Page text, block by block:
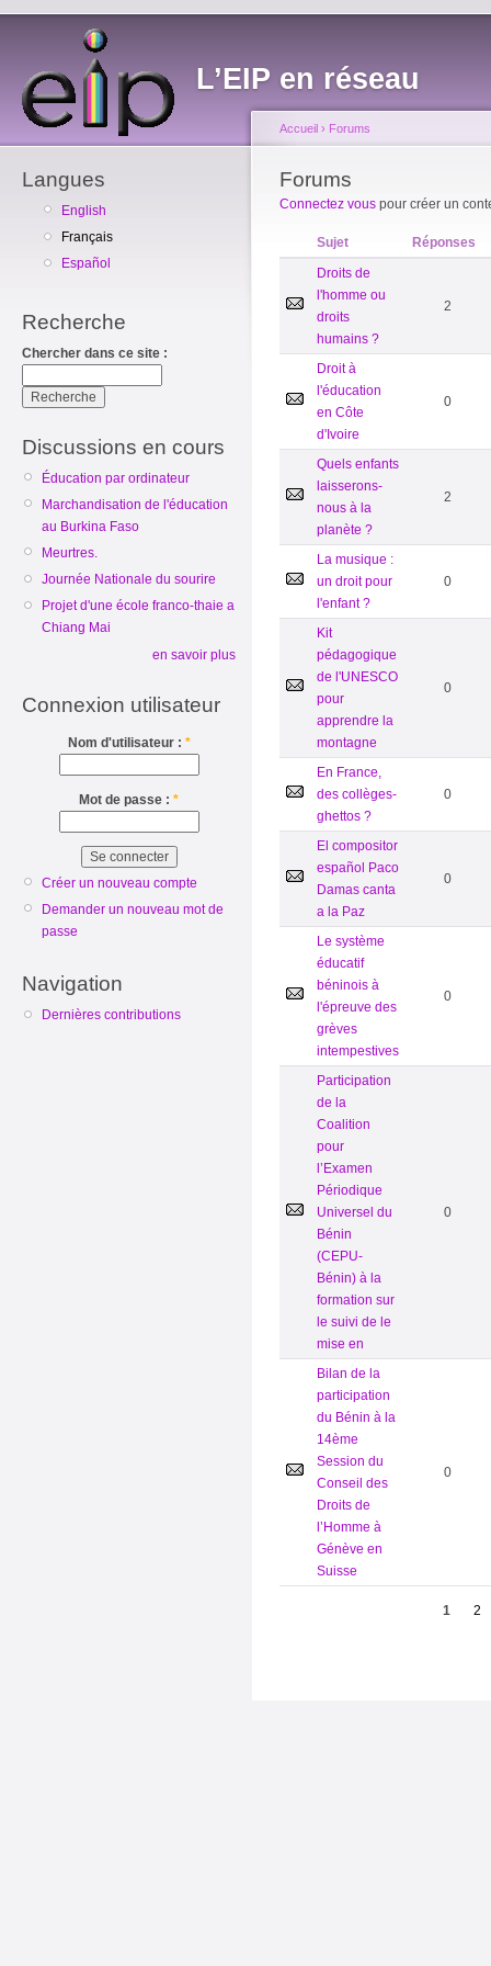
L’EIP en réseau
Langues
English
Français
Español
Recherche
Chercher dans ce site :
Discussions en cours
Éducation par ordinateur
Marchandisation de l'éducation
au Burkina Faso
Meurtres.
Journée Nationale du sourire
Projet d'une école franco-thaie a
Chiang Mai
en savoir plus
Connexion utilisateur
Nom d'utilisateur : *
Mot de passe : *
Créer un nouveau compte
Demander un nouveau mot de
passe
Navigation
Dernières contributions
Accueil › Forums
Forums
Connectez vous pour créer un
Sujet
Réponses
Droits de
l'homme ou
droits
humains ?
2
Droit à
l'éducation
en Côte
d'Ivoire
0
Quels enfants
laisserons-
nous à la
planète ?
2
La musique :
un droit pour
l'enfant ?
0
Kit
pédagogique
de l'UNESCO
pour
apprendre la
montagne
0
En France,
des collèges-
ghettos ?
0
El compositor
español Paco
Damas canta
a la Paz
0
Le système
éducatif
béninois à
l'épreuve des
grèves
intempestives
0
Participation
de la
Coalition
pour
l’Examen
Périodique
Universel du
Bénin
(CEPU-
Bénin) à la
formation sur
le suivi de le
mise en
0
Bilan de la
participation
du Bénin à la
14ème
Session du
Conseil des
Droits de
l’Homme à
Génève en
Suisse
0
1 2